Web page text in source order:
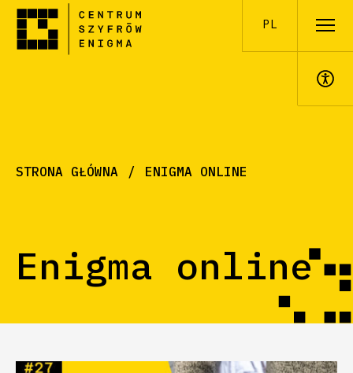
PL
STRONA GŁÓWNA ENIGMA ONLINE
Enigma online